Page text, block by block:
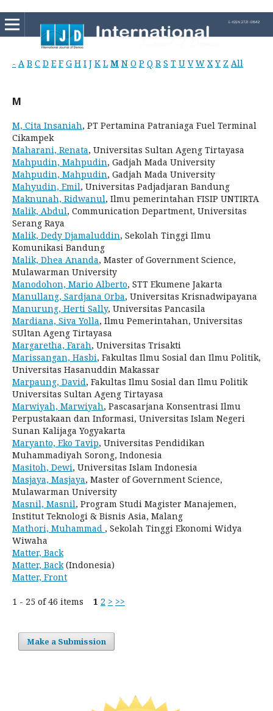
- A B C D E F G H I J K L M N O P Q R S T U V W X Y Z All
M
M, Cita Insaniah, PT Pertamina Patraniaga Fuel Terminal
Cikampek
Maharani, Renata, Universitas Sultan Ageng Tirtayasa
Mahpudin, Mahpudin, Gadjah Mada University
Mahpudin, Mahpudin, Gadjah Mada University
Mahyudin, Emil, Universitas Padjadjaran Bandung
Maknunah, Ridwanul, Ilmu pemerintahan FISIP UNTIRTA
Malik, Abdul, Communication Department, Universitas
Serang Raya
Malik, Dedy Djamaluddin, Sekolah Tinggi Ilmu
Komunikasi Bandung
Malik, Dhea Ananda, Master of Government Science,
Mulawarman University
Manodohon, Mario Alberto, STT Ekumene Jakarta
Manullang, Sardjana Orba, Universitas Krisnadwipayana
Manurung, Herti Sally, Universitas Pancasila
Mardiana, Siva Yolla, Ilmu Pemerintahan, Universitas
SUltan Ageng Tirtayasa
Margaretha, Farah, Universitas Trisakti
Marissangan, Hasbi, Fakultas Ilmu Sosial dan Ilmu Politik,
Universitas Hasanuddin Makassar
Marpaung, David, Fakultas Ilmu Sosial dan Ilmu Politik
Universitas Sultan Ageng Tirtayasa
Marwiyah, Marwiyah, Pascasarjana Konsentrasi Ilmu
Perpustakaan dan Informasi, Universitas Islam Negeri
Sunan Kalijaga Yogyakarta
Maryanto, Eko Tavip, Universitas Pendidikan
Muhammadiyah Sorong, Indonesia
Masitoh, Dewi, Universitas Islam Indonesia
Masjaya, Masjaya, Master of Government Science,
Mulawarman University
Masnil, Masnil, Program Studi Magister Manajemen,
Institut Teknologi & Bisnis Asia, Malang
Mathori, Muhammad , Sekolah Tinggi Ekonomi Widya
Wiwaha
Matter, Back
Matter, Back(Indonesia)
Matter, Front
1 - 25 of 46 items 1 2 > >>
Make a Submission